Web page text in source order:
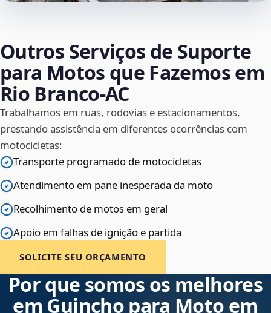
Outros Serviços de Suporte
para Motos que Fazemos em
Rio Branco‑AC
Trabalhamos em ruas, rodovias e estacionamentos,
prestando assistência em diferentes ocorrências com
motocicletas:
Transporte programado de motocicletas
Atendimento em pane inesperada da moto
Recolhimento de motos em geral
Apoio em falhas de ignição e partida
SOLICITE SEU ORÇAMENTO
Por que somos os melhores
em Guincho para Moto em